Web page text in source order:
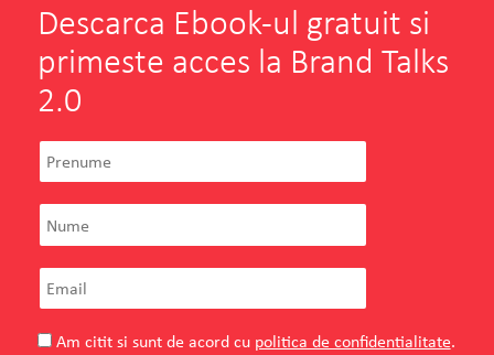
Descarca Ebook-ul gratuit si
primeste acces la Brand Talks
2.0
Am citit si sunt de acord cu politica de confidentialitate.